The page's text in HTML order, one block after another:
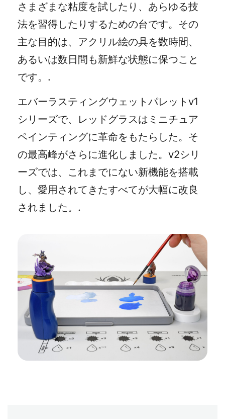
さまざまな粘度を試したり、あらゆる技
法を習得したりするための台です。その
主な目的は、アクリル絵の具を数時間、
あるいは数日間も新鮮な状態に保つこと
です。.
エバーラスティングウェットパレットv1
シリーズで、レッドグラスはミニチュア
ペインティングに革命をもたらした。そ
の最高峰がさらに進化しました。v2シリ
ーズでは、これまでにない新機能を搭載
し、愛用されてきたすべてが大幅に改良
されました。.